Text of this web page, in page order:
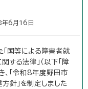
6月16日
国等による障害者就
る法律」（以下「障
、「令和8年度野田市
針」を制定しました